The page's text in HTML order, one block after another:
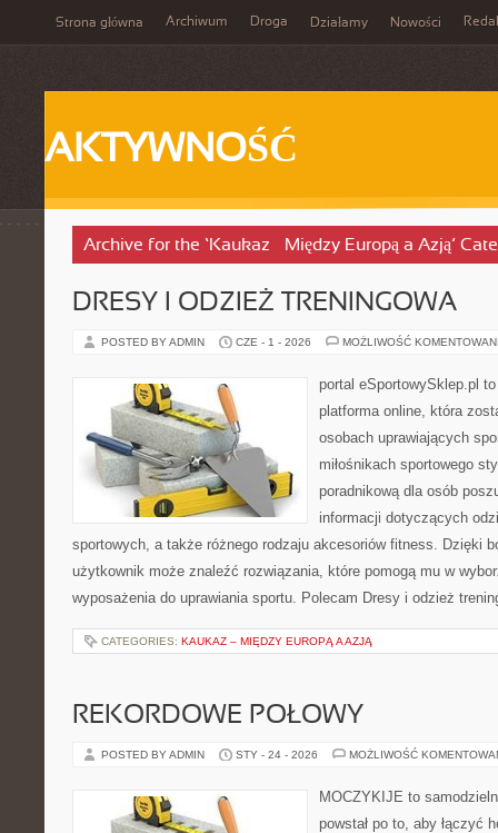
Strona główna Archiwum Droga Działamy Nowości
AKTYWNOŚĆ
Archive for the ‘Kaukaz – Między Europą a Azją’
DRESY I ODZIEŻ TRENINGOWA
POSTED BY ADMIN CZE - 1 - 2026 MOŻLIWOŚĆ
portal eSportowySklep.pl
platforma online, która
osobach uprawiających
miłośnikach sportowego
poradnikową dla osób
informacji dotyczących
sportowych, a także różnego rodzaju akcesoriów fitness. Dzięki
użytkownik może znaleźć rozwiązania, które pomogą mu w
wyposażenia do uprawiania sportu. Polecam Dresy i odzież
CATEGORIES: KAUKAZ – MIĘDZY EUROPĄ A AZJĄ
REKORDOWE POŁOWY
POSTED BY ADMIN STY - 24 - 2026 MOŻLIWOŚĆ
MOCZYKIJE to
powstał po to, aby łączyć